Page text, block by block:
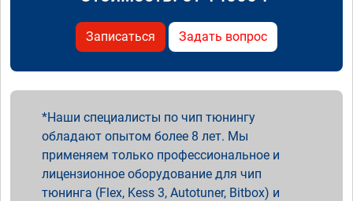
Записаться Задать вопрос
Наши специалисты по чип тюнингу
обладают опытом более 8 лет. Мы
применяем только профессиональное и
лицензионное оборудование для чип
тюнинга (Flex, Kess 3, Autotuner, Bitbox) и